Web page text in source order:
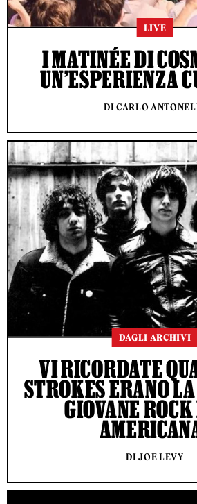
LIVE
I MATINÉE DI
UN’ESPERIENZA
DI CARLO
DAGLI ARCHIVI
VI RICORDATE
STROKES ERANO
GIOVANE
DI JOE LEVY